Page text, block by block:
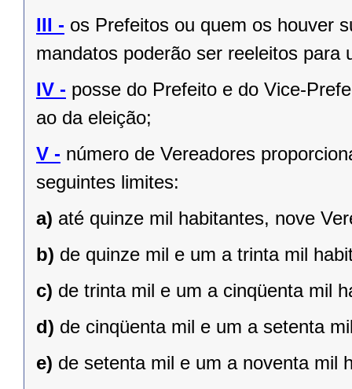
III - os Prefeitos ou quem os houver
mandatos poderão ser reeleitos para
IV - posse do Prefeito e do Vice-
ao da eleição;
V - número de Vereadores
seguintes limites:
a) até quinze mil habitantes, nove
b) de quinze mil e um a trinta mil
c) de trinta mil e um a cinqüenta mil
d) de cinqüenta mil e um a setenta
e) de setenta mil e um a noventa mil